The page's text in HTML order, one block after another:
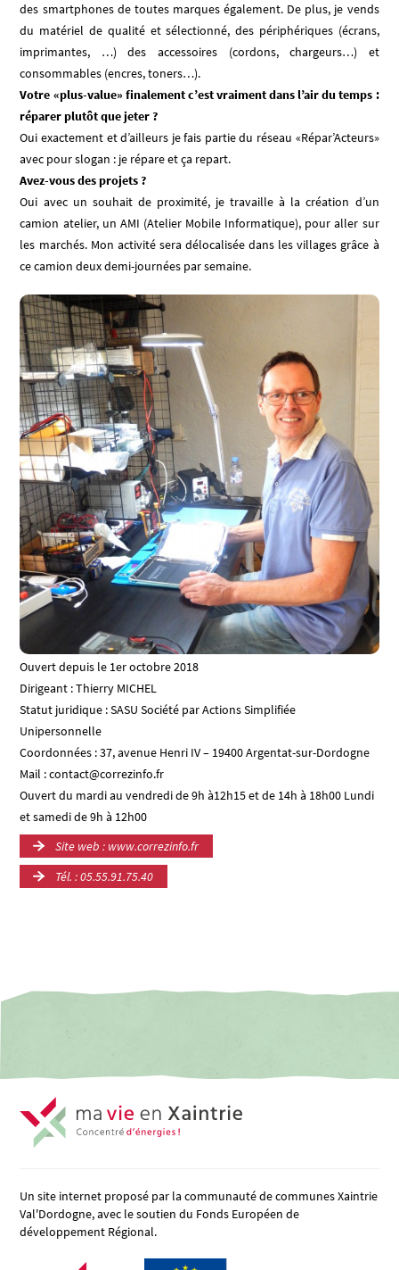
des smartphones de toutes marques également. De plus, je vends
du matériel de qualité et sélectionné, des périphériques (écrans,
imprimantes, …) des accessoires (cordons, chargeurs…) et
consommables (encres, toners…).
Votre «plus-value» finalement c’est vraiment dans l’air du temps :
réparer plutôt que jeter ?
Oui exactement et d’ailleurs je fais partie du réseau «Répar’Acteurs»
avec pour slogan : je répare et ça repart.
Avez-vous des projets ?
Oui avec un souhait de proximité, je travaille à la création d’un
camion atelier, un AMI (Atelier Mobile Informatique), pour aller sur
les marchés. Mon activité sera délocalisée dans les villages grâce à
ce camion deux demi-journées par semaine.
Ouvert depuis le 1er octobre 2018
Dirigeant : Thierry MICHEL
Statut juridique : SASU Société par Actions Simplifiée
Unipersonnelle
Coordonnées : 37, avenue Henri IV – 19400 Argentat-sur-Dordogne
Mail : contact@correzinfo.fr
Ouvert du mardi au vendredi de 9h à12h15 et de 14h à 18h00 Lundi
et samedi de 9h à 12h00
Site web : www.correzinfo.fr
Tél. : 05.55.91.75.40
Un site internet proposé par la communauté de communes Xaintrie
Val'Dordogne, avec le soutien du Fonds Européen de
développement Régional.